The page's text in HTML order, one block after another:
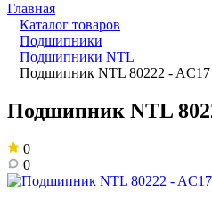
Главная
Каталог товаров
Подшипники
Подшипники NTL
Подшипник NTL 80222 - AC17
Подшипник NTL
0
0